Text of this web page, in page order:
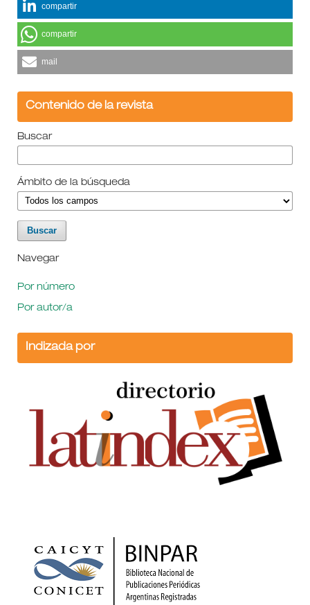
compartir
compartir
mail
Contenido de la revista
Buscar
Ámbito de la búsqueda
Navegar
Por número
Por autor/a
Indizada por